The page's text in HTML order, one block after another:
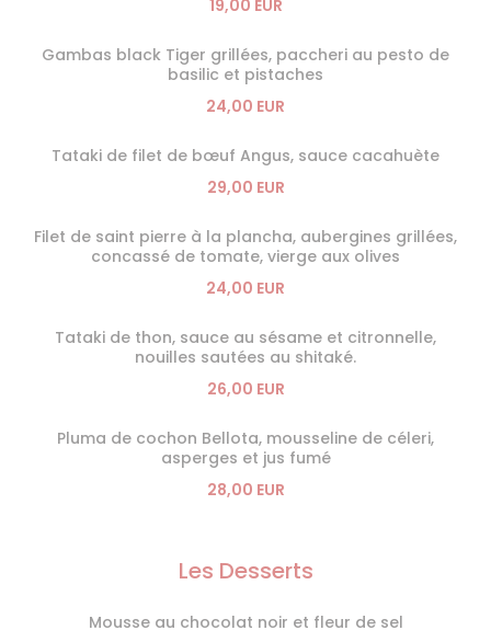
19,00 EUR
Gambas black Tiger grillées, paccheri au pesto de
basilic et pistaches
24,00 EUR
Tataki de filet de bœuf Angus, sauce cacahuète
29,00 EUR
Filet de saint pierre à la plancha, aubergines grillées,
concassé de tomate, vierge aux olives
24,00 EUR
Tataki de thon, sauce au sésame et citronnelle,
nouilles sautées au shitaké.
26,00 EUR
Pluma de cochon Bellota, mousseline de céleri,
asperges et jus fumé
28,00 EUR
Les Desserts
Mousse au chocolat noir et fleur de sel